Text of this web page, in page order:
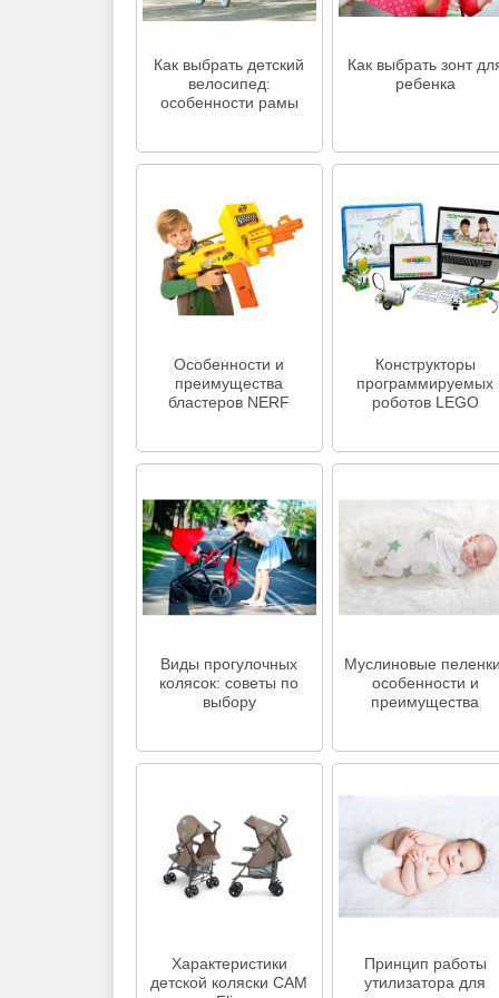
Как выбрать детский
велосипед:
особенности рамы
Как выбрать зонт
ребенка
Особенности и
преимущества
бластеров NERF
Конструкторы
программируемых
роботов LEGO
Виды прогулочных
колясок: советы по
выбору
Муслиновые
особенности и
преимущества
Характеристики
детской коляски CAM
Принцип работы
утилизатора для